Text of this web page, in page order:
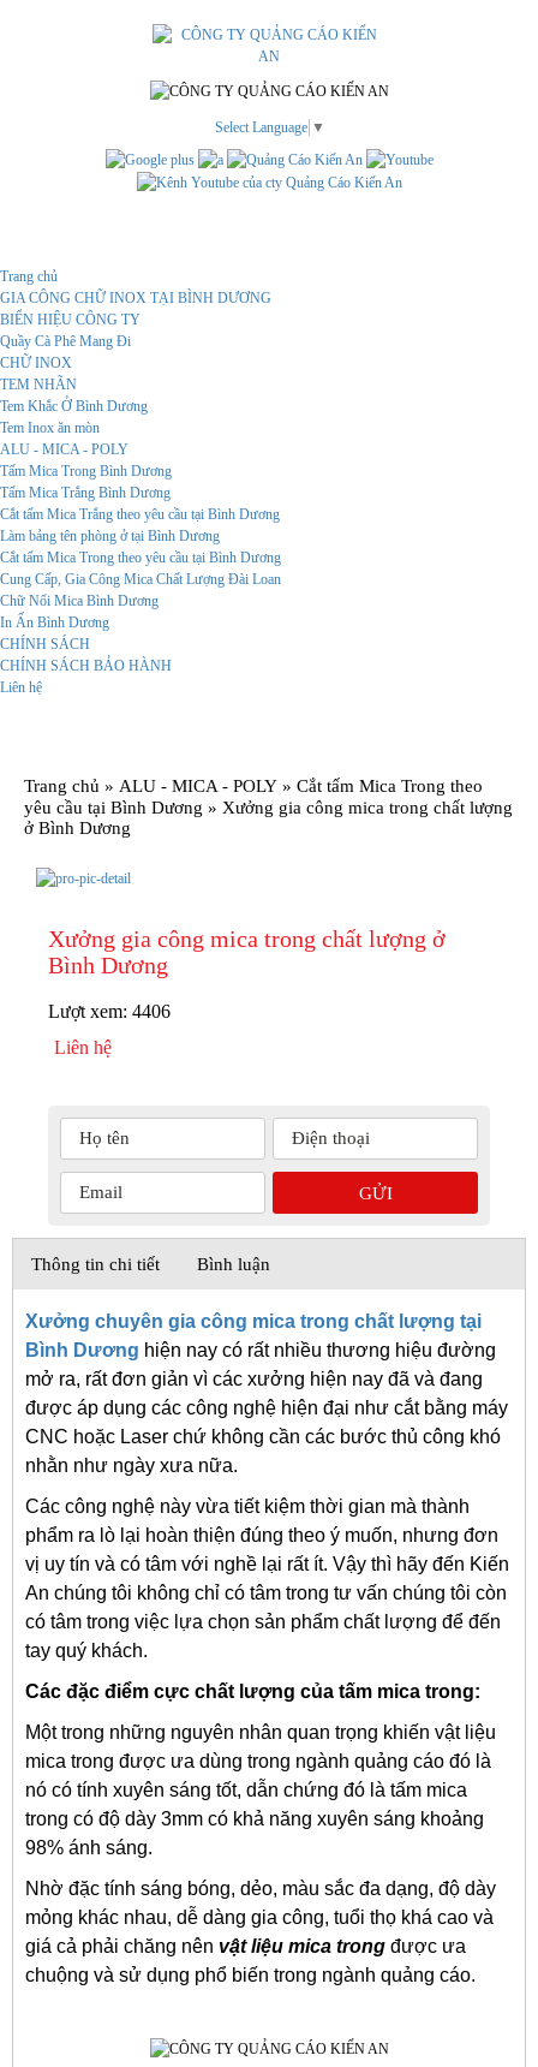
Select Language ▼
Trang chủ
GIA CÔNG CHỮ INOX TẠI BÌNH DƯƠNG
BIỂN HIỆU CÔNG TY
Quầy Cà Phê Mang Đi
CHỮ INOX
TEM NHÃN
Tem Khắc Ở Bình Dương
Tem Inox ăn mòn
ALU - MICA - POLY
Tấm Mica Trong Bình Dương
Tấm Mica Trắng Bình Dương
Cắt tấm Mica Trắng theo yêu cầu tại Bình Dương
Làm bảng tên phòng ở tại Bình Dương
Cắt tấm Mica Trong theo yêu cầu tại Bình Dương
Cung Cấp, Gia Công Mica Chất Lượng Đài Loan
Chữ Nổi Mica Bình Dương
In Ấn Bình Dương
CHÍNH SÁCH
CHÍNH SÁCH BẢO HÀNH
Liên hệ
Trang chủ » ALU - MICA - POLY » Cắt tấm Mica Trong theo
yêu cầu tại Bình Dương » Xưởng gia công mica trong chất lượng
ở Bình Dương
Xưởng gia công mica trong chất lượng ở
Bình Dương
Lượt xem: 4406
Liên hệ
Thông tin chi tiết Bình luận
Xưởng chuyên gia công mica trong chất lượng tại
Bình Dương hiện nay có rất nhiều thương hiệu đường
mở ra, rất đơn giản vì các xưởng hiện nay đã và đang
được áp dụng các công nghệ hiện đại như cắt bằng máy
CNC hoặc Laser chứ không cần các bước thủ công khó
nhằn như ngày xưa nữa.
Các công nghệ này vừa tiết kiệm thời gian mà thành
phẩm ra lò lại hoàn thiện đúng theo ý muốn, nhưng đơn
vị uy tín và có tâm với nghề lại rất ít. Vậy thì hãy đến Kiến
An chúng tôi không chỉ có tâm trong tư vấn chúng tôi còn
có tâm trong việc lựa chọn sản phẩm chất lượng để đến
tay quý khách.
Các đặc điểm cực chất lượng của tấm mica trong:
Một trong những nguyên nhân quan trọng khiến vật liệu
mica trong được ưa dùng trong ngành quảng cáo đó là
nó có tính xuyên sáng tốt, dẫn chứng đó là tấm mica
trong có độ dày 3mm có khả năng xuyên sáng khoảng
98% ánh sáng.
Nhờ đặc tính sáng bóng, dẻo, màu sắc đa dạng, độ dày
mỏng khác nhau, dễ dàng gia công, tuổi thọ khá cao và
giá cả phải chăng nên vật liệu mica trong được ưa
chuộng và sử dụng phổ biến trong ngành quảng cáo.